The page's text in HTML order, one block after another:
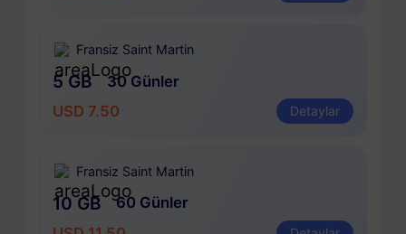
Fransiz Saint Martin
5 GB
30 Günler
USD 7.50
Detaylar
Fransiz Saint Martin
10 GB
60 Günler